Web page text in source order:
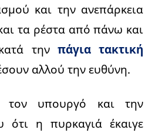
και την ανεπάρκεια
τα ρέστα από πάνω και
την πάγια τακτική
αλλού την ευθύνη.
τον υπουργό και την
ότι η πυρκαγιά έκαιγε